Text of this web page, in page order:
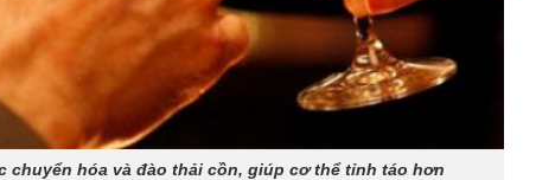
chuyển hóa và đào thải cồn, giúp cơ thể tỉnh táo hơn